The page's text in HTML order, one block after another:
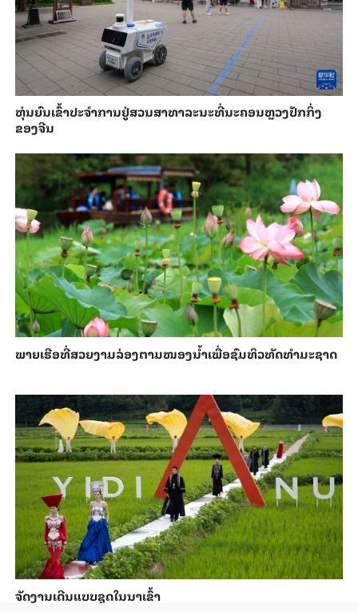
​ຫຸ່ນ​ຍົນ​ເຂົ້າ​ປະ​ຈຳ​ການ​ຢູ່​ສວນ​ສາ​ທາ​ລະ​ນະ​ທີ່​ນະ​ຄອນຫຼວງ​ປັກ​ກິ່ງ​
ຂອງ​ຈີນ
ພາຍ​ເຮືອທີ່​ສວຍ​ງາມ​ລ່ອງ​ຕາມ​​ໜອງນ້ຳ​​ເພື່ອ​ຊົມ​ທິວ​ທັດ​ທຳ​ມະ​ຊາດ
ຈັດງານເດີນແບບຊຸດໃນນາເຂົ້າ